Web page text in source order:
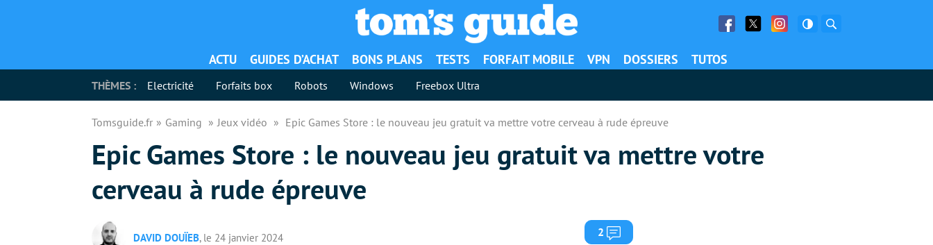
Facebook
Twitter Facebook
ACTU GUIDES D’ACHAT BONS PLANS TESTS FORFAIT MOBILE VPN DOSSIERS TUTOS
THÈMES : Electricité Forfaits box Robots Windows Freebox Ultra
Tomsguide.fr Gaming Jeux vidéo Epic Games Store : le nouveau jeu gratuit va mettre votre cerveau à rude épreuve
Epic Games Store : le nouveau jeu gratuit va mettre votre
cerveau à rude épreuve
DAVID DOUÏEB, le 24 janvier 2024 2 Commentaires